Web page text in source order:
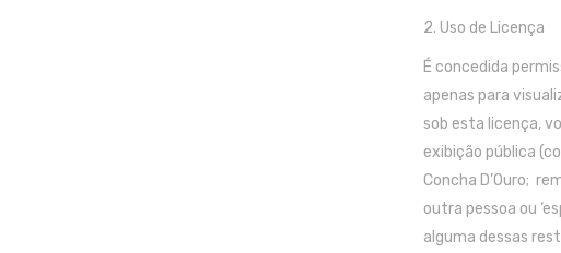
2. Uso de Licença
É concedida
apenas para
sob esta licença,
exibição pública
Concha D’Ouro;
outra pessoa ou
alguma dessas